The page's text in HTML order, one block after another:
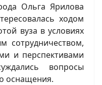
Ольга Ярилова
ходом
вуза в условиях
сотрудничеством,
и перспективами
вопросы
оснащения.